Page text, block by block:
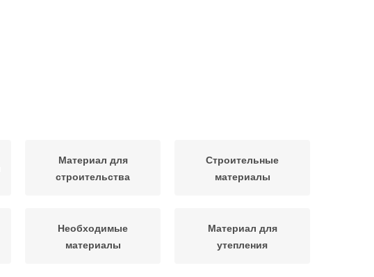
Материал для
строительства
Строительные
материалы
Необходимые
материалы
Материал для
утепления